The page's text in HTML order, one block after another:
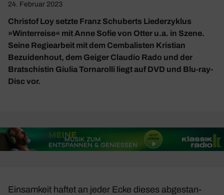
24. Februar 2023
Christof Loy setzte Franz Schuberts Liederzyklus
»Winterreise« mit Anne Sofie von Otter u.a. in Szene.
Seine Regiearbeit mit dem Cembalisten Kristian
Bezuidenhout, dem Geiger Claudio Rado und der
Bratschistin Giulia Tornarolli liegt auf DVD und Blu-ray-
Disc vor.
Einsam­keit haftet an jeder Ecke dieses abge­stan­